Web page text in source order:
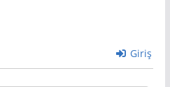
Giriş